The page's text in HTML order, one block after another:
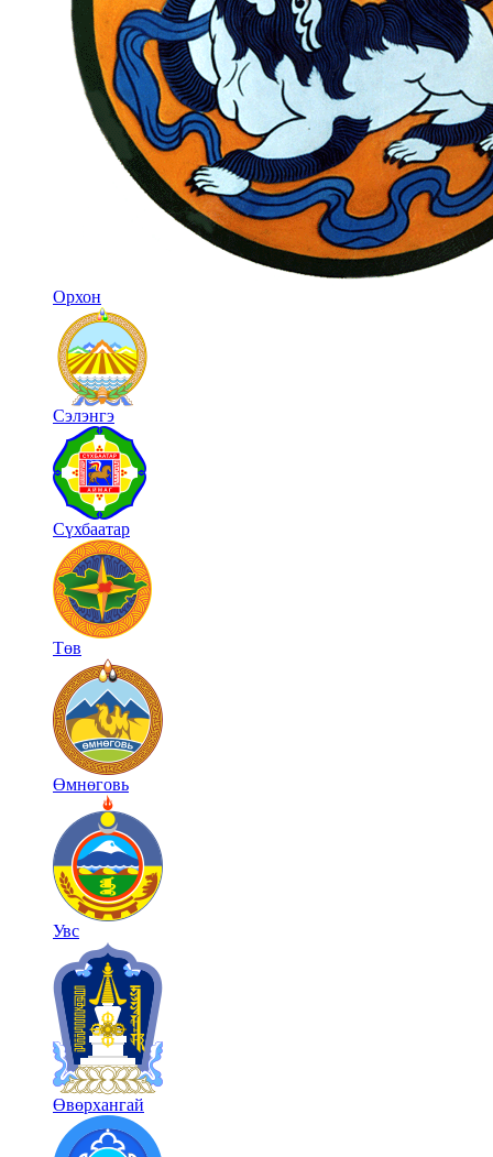
Орхон
Сэлэнгэ
Сүхбаатар
Төв
Өмнөговь
Увс
Өвөрхангай